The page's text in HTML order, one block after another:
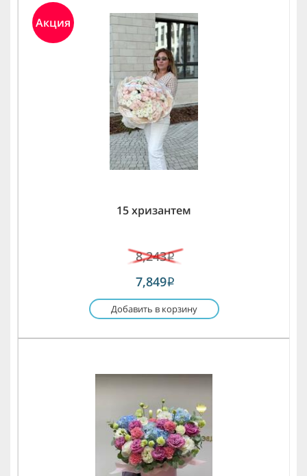
Акция
15 хризантем
8,243i
7,849i
Добавить в корзину